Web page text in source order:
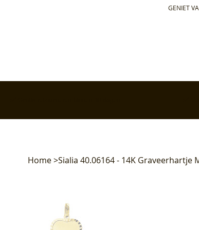
GENIET
Home>Sialia 40.06164 - 14K Graveerhartje